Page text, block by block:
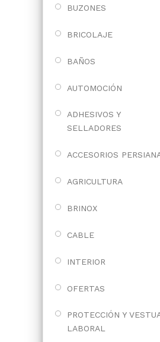
BUZONES
BRICOLAJE
BAÑOS
AUTOMOCIÓN
ADHESIVOS Y
SELLADORES
ACCESORIOS
AGRICULTURA
BRINOX
CABLE
INTERIOR
OFERTAS
PROTECCIÓN Y
LABORAL